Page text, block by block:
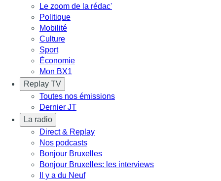
Le zoom de la rédac'
Politique
Mobilité
Culture
Sport
Économie
Mon BX1
Replay TV
Toutes nos émissions
Dernier JT
La radio
Direct & Replay
Nos podcasts
Bonjour Bruxelles
Bonjour Bruxelles: les interviews
Il y a du Neuf